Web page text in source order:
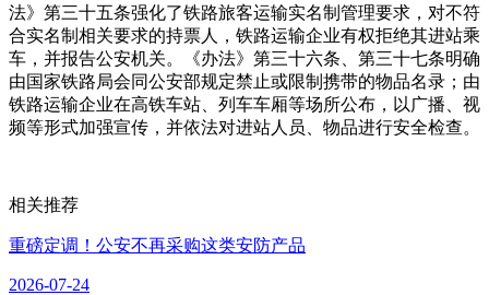
法》第三十五条强化了铁路旅客运输实名制管理要求，对不符
合实名制相关要求的持票人，铁路运输企业有权拒绝其进站乘
车，并报告公安机关。《办法》第三十六条、第三十七条明确
由国家铁路局会同公安部规定禁止或限制携带的物品名录；由
铁路运输企业在高铁车站、列车车厢等场所公布，以广播、视
频等形式加强宣传，并依法对进站人员、物品进行安全检查。
相关推荐
重磅定调！公安不再采购这类安防产品
2026-07-24